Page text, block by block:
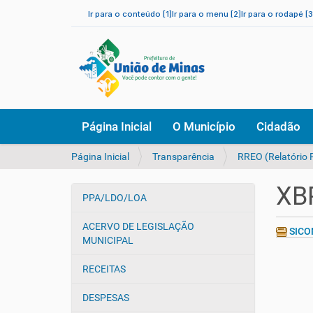
Ir para o conteúdo [1]Ir para o menu [2]Ir para o rodapé
v
Página Inicial O Município Cidadão
V
Página Inicial Transparência RREO (Relatório
N
v
g
ç
PPA/LDO/LOA
ACERVO DE LEGISLAÇÃO
MUNICIPAL
RECEITAS
DESPESAS